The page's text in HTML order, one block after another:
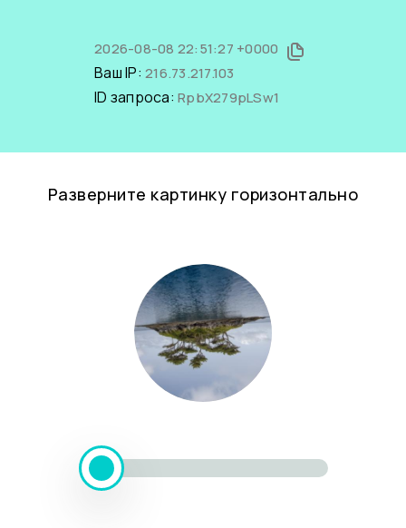
2026-08-08 22:51:27 +0000
Ваш IP: 216.73.217.103
ID запроса: RpbX279pLSw1
Разверните картинку горизонтально